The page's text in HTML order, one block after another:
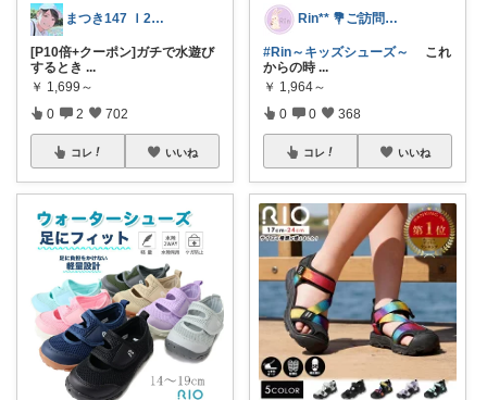
まつき147 Ｉ2児ママ脱転勤族ぐらし
[P10倍+クーポン]ガチで水遊び
するとき ...
￥ 1,699～
0 2 702
コレ いいね
Rin** 💐ご訪問感謝です💐
#Rin～キッズシューズ～
これ
からの時 ...
￥ 1,964～
0 0 368
コレ いいね